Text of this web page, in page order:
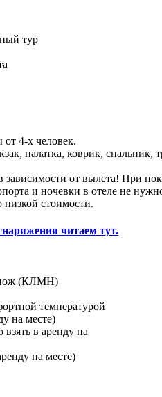
тур
4-х человек.
палатка, коврик, спальник,
зависимости от вылета! При
и ночевки в отеле не
стоимости.
читаем тут.
нож (КЛМН)
температурой
на месте)
в аренду на
на месте)